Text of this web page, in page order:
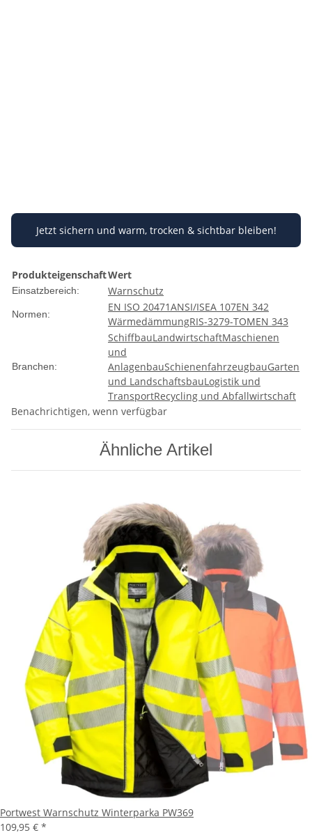
Jetzt sichern und warm, trocken & sichtbar bleiben!
ProdukteigenschaftWert
Einsatzbereich: Warnschutz
Normen:
EN ISO 20471ANSI/ISEA 107EN 342
WärmedämmungRIS-3279-TOMEN 343
Branchen:
SchiffbauLandwirtschaftMaschienen
und
AnlagenbauSchienenfahrzeugbauGarten
und LandschaftsbauLogistik und
TransportRecycling und Abfallwirtschaft
Benachrichtigen, wenn verfügbar
Ähnliche Artikel
Portwest Warnschutz Winterparka PW369
109,95 € *